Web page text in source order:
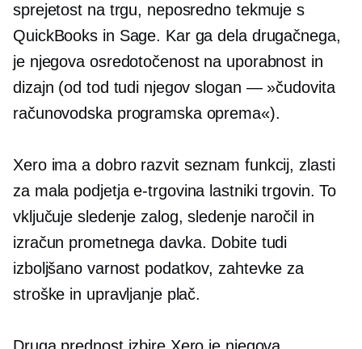
sprejetost na trgu, neposredno tekmuje s
QuickBooks in Sage. Kar ga dela drugačnega,
je njegova osredotočenost na uporabnost in
dizajn (od tod tudi njegov slogan — »čudovita
računovodska programska oprema«).
Xero ima a dobro razvitseznam funkcij, zlasti
za mala podjetjae-trgovina lastniki trgovin. To
vključuje sledenje zalog, sledenje naročil in
izračun prometnega davka. Dobite tudi
izboljšano varnost podatkov, zahtevke za
stroške in upravljanje plač.